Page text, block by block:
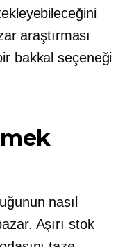
araştırması
bakkal seçeneği
nasıl
Aşırı stok